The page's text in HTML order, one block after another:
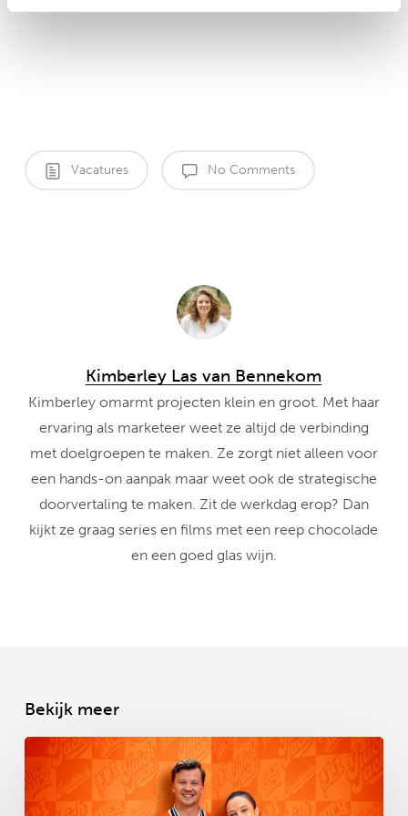
Vacatures No Comments
Kimberley Las van Bennekom
Kimberley omarmt projecten klein en groot. Met haar
ervaring als marketeer weet ze altijd de verbinding
met doelgroepen te maken. Ze zorgt niet alleen voor
een hands-on aanpak maar weet ook de strategische
doorvertaling te maken. Zit de werkdag erop? Dan
kijkt ze graag series en films met een reep chocolade
en een goed glas wijn.
Bekijk meer
Oranje
boven,
of